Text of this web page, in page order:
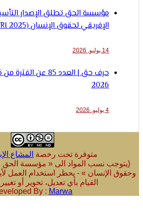
مؤسسة الحق تطلق الإصدار التأسيسي
الإفريقي لحقوق الإنسان (AHRI 2025)
متوفرة تحت رخصةالمشاع الإبداعي، 4.0
نسب المواد الى « مؤسسة الحق لحرية
» - يحظر استخدام العمل لأية غايات
القيام بأي تعديل، تحوير أو تغيير في
Developed By :